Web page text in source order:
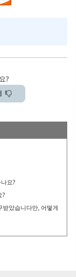
샘플 모델을
한가요?
면 경고가 표시돼
?
요?
?
받았습니다만, 어떻게